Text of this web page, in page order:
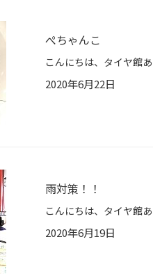
ぺちゃんこ
2020年6月22日
雨対策！！
2020年6月19日